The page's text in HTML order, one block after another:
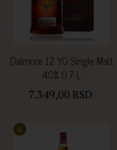
Dalmore 12 YO Single Malt
40% 0.7 L
7.349,00 RSD
%